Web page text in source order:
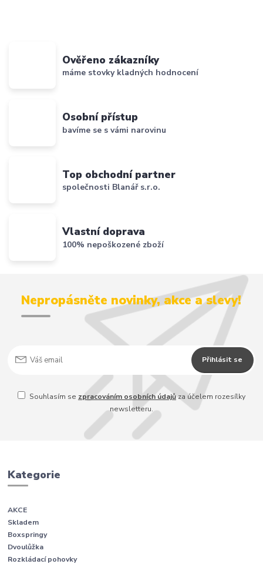
Ověřeno zákazníky
máme stovky kladných hodnocení
Osobní přístup
bavíme se s vámi narovinu
Top obchodní partner
společnosti Blanář s.r.o.
Vlastní doprava
100% nepoškozené zboží
Nepropásněte novinky, akce a slevy!
Přihlásit se
Souhlasím se zpracováním osobních údajůza účelem rozesílky
newsletteru.
Kategorie
AKCE
Skladem
Boxspringy
Dvoulůžka
Rozkládací pohovky